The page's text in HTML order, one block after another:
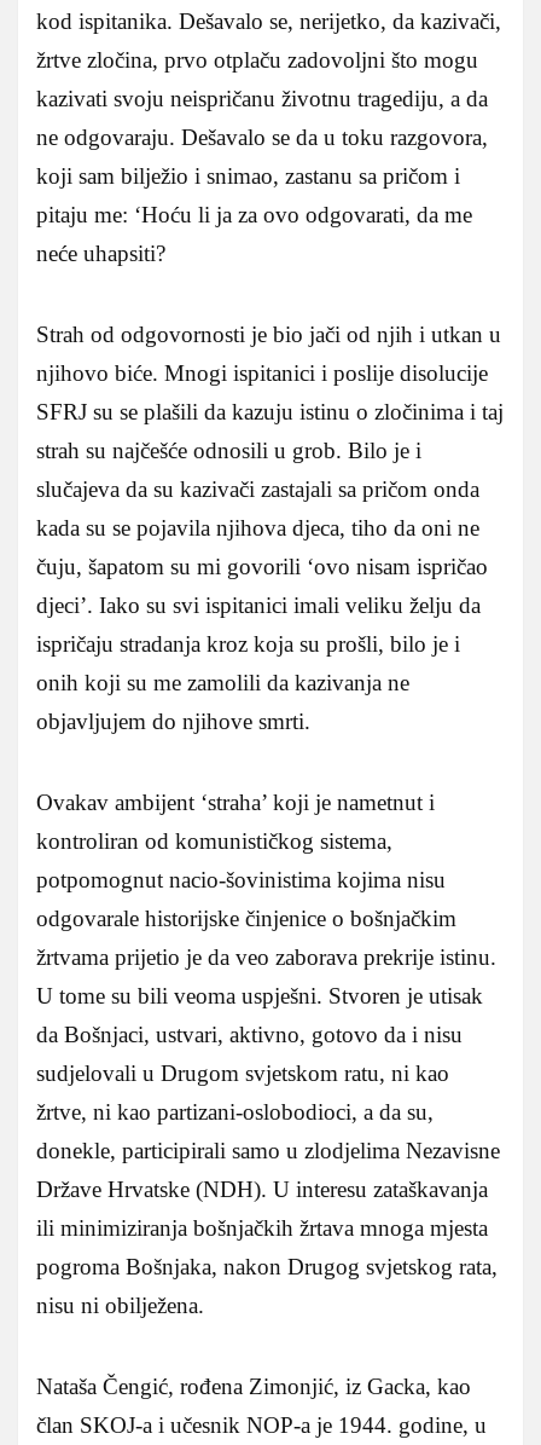
kod ispitanika. Dešavalo se, nerijetko, da kazivači,
žrtve zločina, prvo otplaču zadovoljni što mogu
kazivati svoju neispričanu životnu tragediju, a da
ne odgovaraju. Dešavalo se da u toku razgovora,
koji sam bilježio i snimao, zastanu sa pričom i
pitaju me: ‘Hoću li ja za ovo odgovarati, da me
neće uhapsiti?
Strah od odgovornosti je bio jači od njih i utkan u
njihovo biće. Mnogi ispitanici i poslije disolucije
SFRJ su se plašili da kazuju istinu o zločinima i taj
strah su najčešće odnosili u grob. Bilo je i
slučajeva da su kazivači zastajali sa pričom onda
kada su se pojavila njihova djeca, tiho da oni ne
čuju, šapatom su mi govorili ‘ovo nisam ispričao
djeci’. Iako su svi ispitanici imali veliku želju da
ispričaju stradanja kroz koja su prošli, bilo je i
onih koji su me zamolili da kazivanja ne
objavljujem do njihove smrti.
Ovakav ambijent ‘straha’ koji je nametnut i
kontroliran od komunističkog sistema,
potpomognut nacio-šovinistima kojima nisu
odgovarale historijske činjenice o bošnjačkim
žrtvama prijetio je da veo zaborava prekrije istinu.
U tome su bili veoma uspješni. Stvoren je utisak
da Bošnjaci, ustvari, aktivno, gotovo da i nisu
sudjelovali u Drugom svjetskom ratu, ni kao
žrtve, ni kao partizani-oslobodioci, a da su,
donekle, participirali samo u zlodjelima Nezavisne
Države Hrvatske (NDH). U interesu zataškavanja
ili minimiziranja bošnjačkih žrtava mnoga mjesta
pogroma Bošnjaka, nakon Drugog svjetskog rata,
nisu ni obilježena.
Nataša Čengić, rođena Zimonjić, iz Gacka, kao
član SKOJ-a i učesnik NOP-a je 1944. godine, u